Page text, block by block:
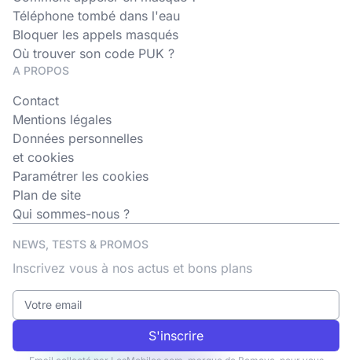
Téléphone tombé dans l'eau
Bloquer les appels masqués
Où trouver son code PUK ?
A PROPOS
Contact
Mentions légales
Données personnelles
et cookies
Paramétrer les cookies
Plan de site
Qui sommes-nous ?
NEWS, TESTS & PROMOS
Inscrivez vous à nos actus et bons plans
S'inscrire